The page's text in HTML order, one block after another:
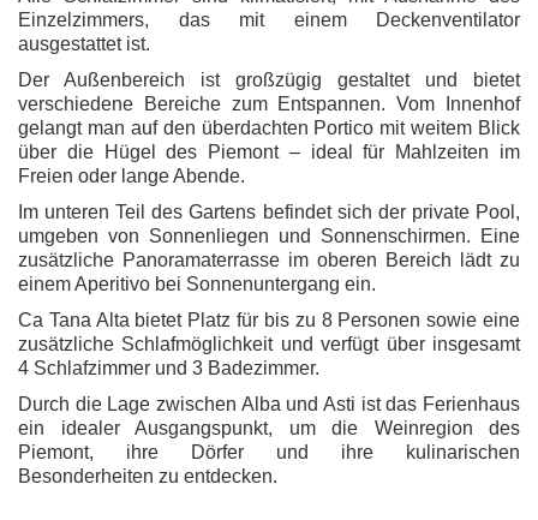
Einzelzimmers, das mit einem Deckenventilator
ausgestattet ist.
Der Außenbereich ist großzügig gestaltet und bietet
verschiedene Bereiche zum Entspannen. Vom Innenhof
gelangt man auf den überdachten Portico mit weitem Blick
über die Hügel des Piemont – ideal für Mahlzeiten im
Freien oder lange Abende.
Im unteren Teil des Gartens befindet sich der private Pool,
umgeben von Sonnenliegen und Sonnenschirmen. Eine
zusätzliche Panoramaterrasse im oberen Bereich lädt zu
einem Aperitivo bei Sonnenuntergang ein.
Ca Tana Alta bietet Platz für bis zu 8 Personen sowie eine
zusätzliche Schlafmöglichkeit und verfügt über insgesamt
4 Schlafzimmer und 3 Badezimmer.
Durch die Lage zwischen Alba und Asti ist das Ferienhaus
ein idealer Ausgangspunkt, um die Weinregion des
Piemont, ihre Dörfer und ihre kulinarischen
Besonderheiten zu entdecken.